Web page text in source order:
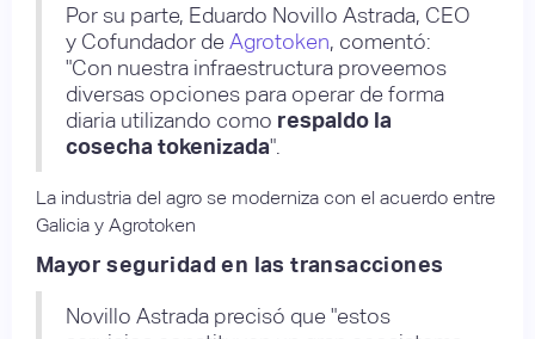
Por su parte, Eduardo Novillo Astrada, CEO
y Cofundador deAgrotoken, comentó:
"Con nuestra infraestructura proveemos
diversas opciones para operar de forma
diaria utilizando como respaldo la
cosecha tokenizada".
La industria del agro se moderniza con el acuerdo entre
Galicia y Agrotoken
Mayor seguridad en las transacciones
Novillo Astrada precisó que "estos